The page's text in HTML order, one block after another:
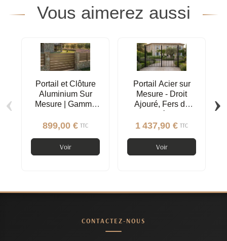
Vous aimerez aussi
Portail et Clôture
Aluminium Sur
Mesure | Gamme
899,00 € TTC
Voir
Portail Acier sur
Mesure - Droit
Ajouré, Fers de
Ronds
1 437,90 € TTC
Voir
‹ ›
CONTACTEZ-NOUS